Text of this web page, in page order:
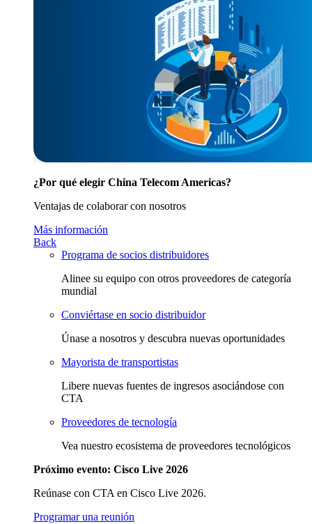
¿Por qué elegir China Telecom Americas?
Ventajas de colaborar con nosotros
Más información
Back
Programa de socios distribuidores
Alinee su equipo con otros proveedores de categoría
mundial
Conviértase en socio distribuidor
Únase a nosotros y descubra nuevas oportunidades
Mayorista de transportistas
Libere nuevas fuentes de ingresos asociándose con
CTA
Proveedores de tecnología
Vea nuestro ecosistema de proveedores tecnológicos
Próximo evento: Cisco Live 2026
Reúnase con CTA en Cisco Live 2026.
Programar una reunión